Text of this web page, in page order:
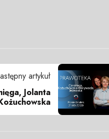
artykuł
Jolanta